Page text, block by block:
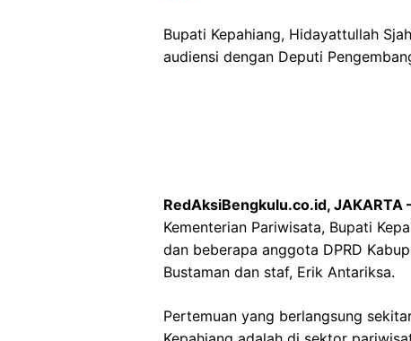
Bupati Kepahiang, Hidayattullah
audiensi dengan Deputi
RedAksiBengkulu.co.id, JAKARTA
Kementerian Pariwisata, Bupati
dan beberapa anggota DPRD
Bustaman dan staf, Erik Antariksa.
Pertemuan yang berlangsung